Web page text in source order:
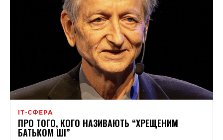
ІТ-СФЕРА
ПРО ТОГО, КОГО НАЗИВАЮТЬ “ХРЕЩЕНИМ
БАТЬКОМ ШІ”